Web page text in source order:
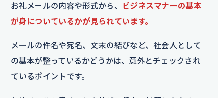
お礼メールの内容や形式から、
ビジネスマナーの基本
が身についているかが見られています。
メールの件名や宛名、文末の結びなど、社会人として
の基本が整っているかどうかは、意外とチェックされ
ているポイントです。